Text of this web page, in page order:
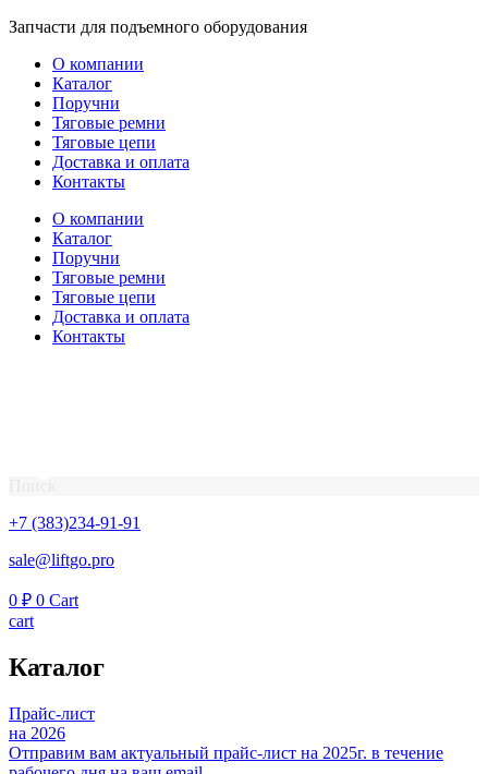
Перейти
содержимому
Запчасти для подъемного оборудования
О компании
Каталог
Поручни
Тяговые ремни
Тяговые цепи
Доставка и оплата
Контакты
О компании
Каталог
Поручни
Тяговые ремни
Тяговые цепи
Доставка и оплата
Контакты
+7 (383)234-91-91
sale@liftgo.pro
0 ₽ 0 Cart
cart
Каталог
Прайс-лист
на 2026
Отправим вам актуальный прайс-лист на 2025г. в течение